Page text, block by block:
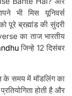
भी मिस यूनिवर्स
पूरे ब्रह्मांड की सुंदरी
का ताज भारतीय
जिन्हे 12 दिसंबर
समय में मॉडलिंग का
होती है और